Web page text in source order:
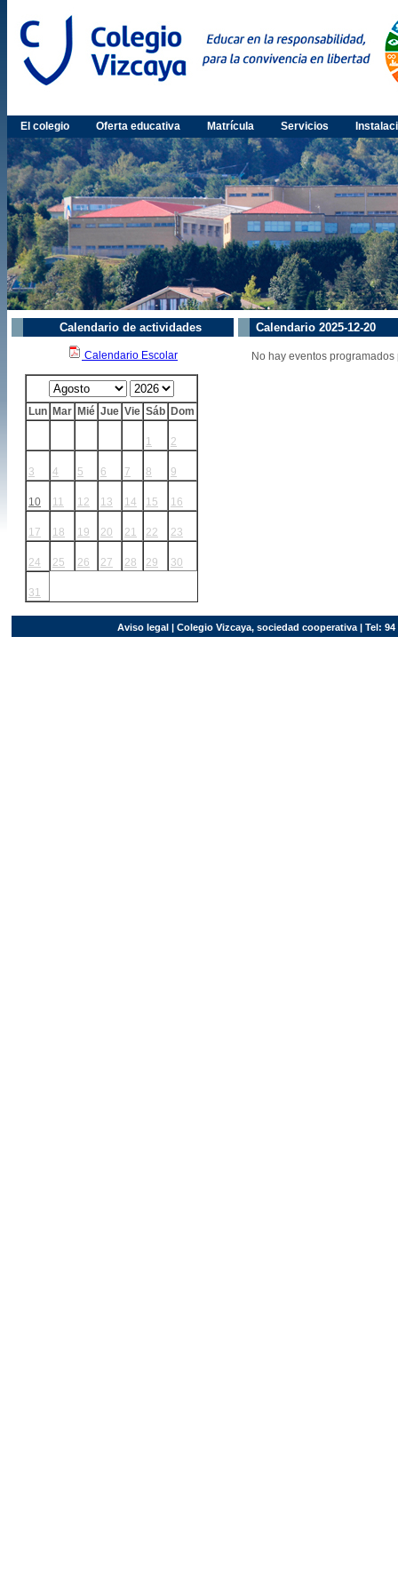
El colegio Oferta educativa Matrícula Servicios
Calendario 2025-12-20
No hay eventos
Calendario de actividades
Calendario Escolar
Lun Mar Mié Jue Vie Sáb Dom
1 2
3 4 5 6 7 8 9
10 11 12 13 14 15 16
17 18 19 20 21 22 23
24 25 26 27 28 29 30
31
Aviso legal| Colegio Vizcaya, sociedad cooperativa | Tel: 94